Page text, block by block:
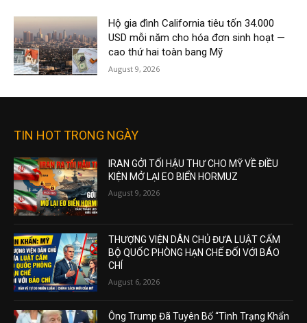
Hộ gia đình California tiêu tốn 34.000
USD mỗi năm cho hóa đơn sinh hoạt —
cao thứ hai toàn bang Mỹ
August 9, 2026
TIN HOT TRONG NGÀY
IRAN GỞI TỐI HẬU THƯ CHO MỸ VỀ ĐIỀU
KIỆN MỞ LẠI EO BIỂN HORMUZ
August 9, 2026
THƯỢNG VIỆN DÂN CHỦ ĐƯA LUẬT CẤM
BỘ QUỐC PHÒNG HẠN CHẾ ĐỐI VỚI BÁO
CHÍ
August 6, 2026
Ông Trump Đã Tuyên Bố “Tình Trạng Khẩn